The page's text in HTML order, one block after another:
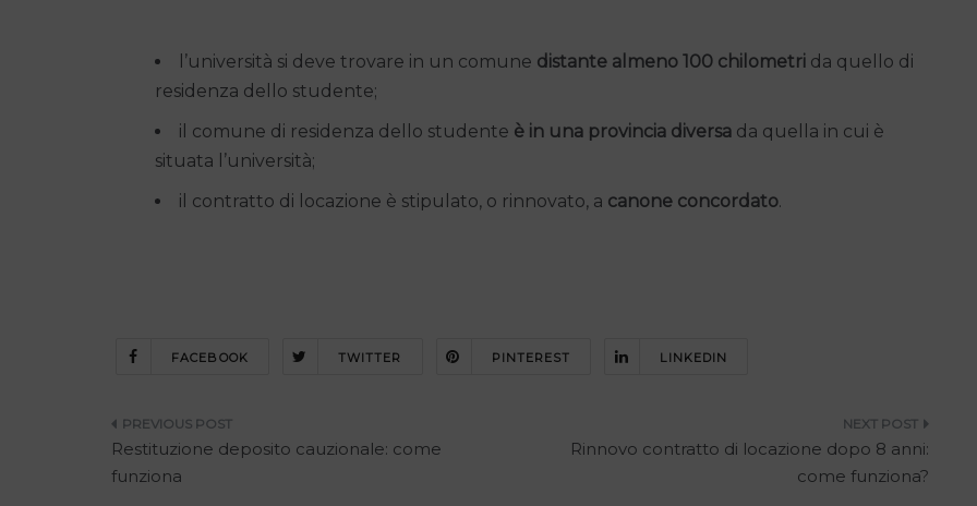
l’università si deve trovare in un comune distante almeno 100 chilometri da quello di
residenza dello studente;
il comune di residenza dello studente è in una provincia diversa da quella in cui è
situata l’università;
il contratto di locazione è stipulato, o rinnovato, a canone concordato.
FACEBOOK TWITTER PINTEREST LINKEDIN
Navigazione
articoli
Restituzione deposito cauzionale: come
funziona
Rinnovo contratto di locazione dopo 8 anni:
come funziona?